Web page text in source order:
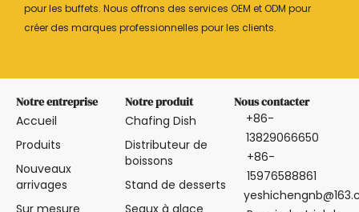
pour les buffets. Nous offrons des services OEM et ODM pour
créer des marques professionnelles pour les clients.
Notre entreprise
Accueil
Produits
Nouveaux
arrivages
Notre produit
Chafing Dish
Distributeur de
boissons
Stand de desserts
Nous contacter
+86-
13829066650
+86-
15976588861